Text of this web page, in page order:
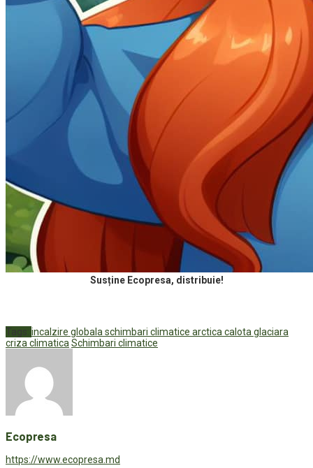
Susține Ecopresa, distribuie!
Tags: incalzire globala schimbari climatice arctica calota glaciara
criza climaticaSchimbari climatice
Ecopresa
https://www.ecopresa.md